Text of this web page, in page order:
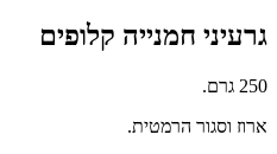
גרעיני חמנייה קלופים
250 גרם.
ארוז וסגור הרמטית.